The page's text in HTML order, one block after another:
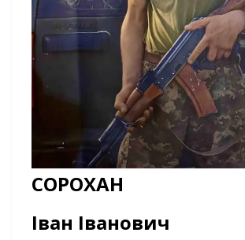
СОРОХАН
Іван Іванович